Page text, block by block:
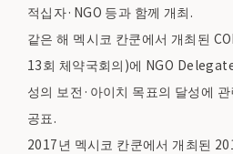
적십자·NGO 등과 함께 개최.
같은 해 멕시코 칸쿤에서 개최된
13회 체약국회의)에 NGO
성의 보전·아이치 목표의 달성에
공표.
2017년 멕시코 칸쿤에서 개최된